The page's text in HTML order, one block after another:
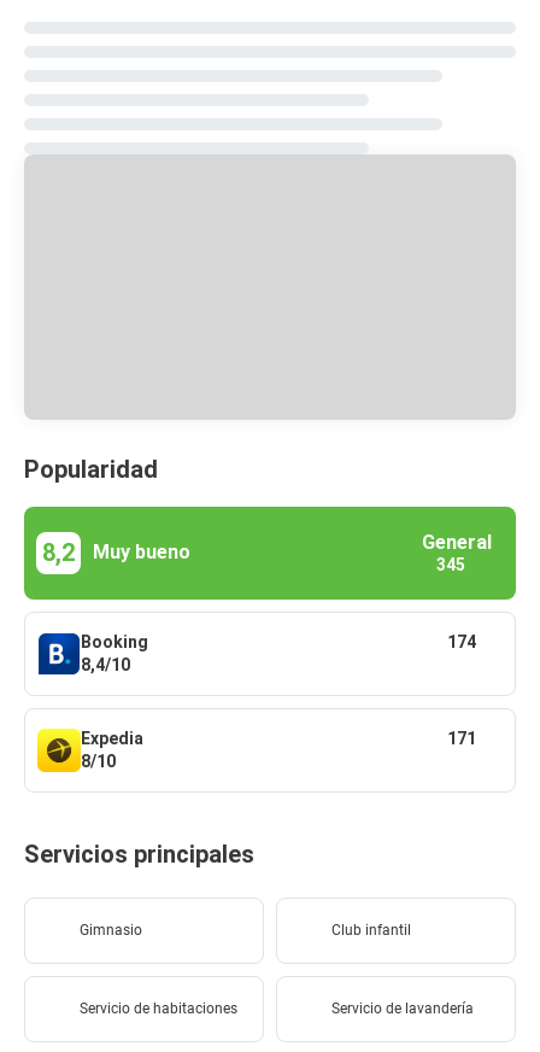
Popularidad
8,2 Muy bueno General
345
Booking
8,4/10
174
Expedia
8/10
171
Servicios principales
Gimnasio Club infantil
Servicio de habitaciones Servicio de lavandería